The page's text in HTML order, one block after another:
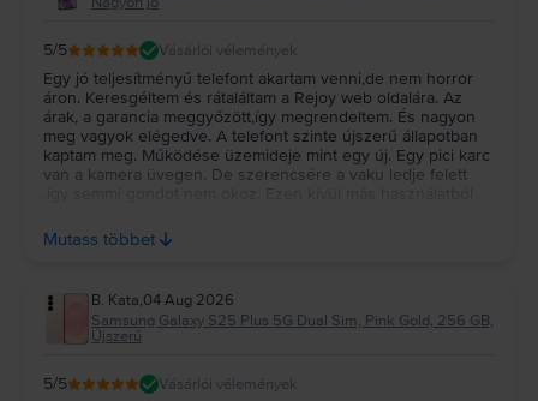
5/5 Vásárlói vélemények
Egy jó teljesítményű telefont akartam venni,de nem horror
áron. Keresgéltem és rátaláltam a Rejoy web oldalára. Az
árak, a garancia meggyőzött,így megrendeltem. És nagyon
meg vagyok elégedve. A telefont szinte újszerű állapotban
kaptam meg. Működése üzemideje mint egy új. Egy pici karc
van a kamera üvegen. De szerencsére a vaku ledje felett
rendbe van,megvédte a telefont a szállítás közben. Maga a
kiszállítás is gyors volt azt hiszem 4.napra itt volt a telefon. A
állapotáról is. Már egy hónapja használom a telefont, azóta is
tökéletesen működik. Bátran ajánlom mindenkinek ezt az
áruházat. Megbízható és az áraik is verhetetlenek.
Mutass többet
B. Kata,04 Aug 2026
Samsung Galaxy S25 Plus 5G Dual Sim, Pink Gold, 256 GB,
Újszerű
5/5 Vásárlói vélemények